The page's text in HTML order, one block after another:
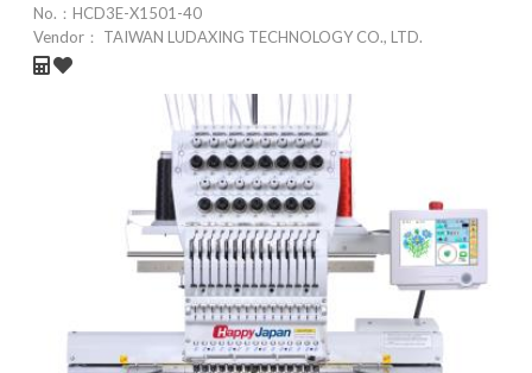
No.： HCD3E-X1501-40
Vendor：
TAIWAN LUDAXING TECHNOLOGY CO., LTD.